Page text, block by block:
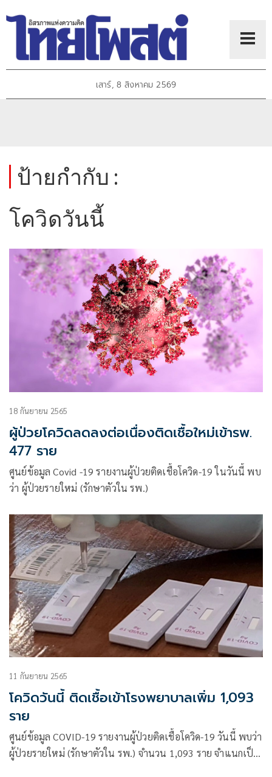
เสาร์, 8 สิงหาคม 2569
ป้ายกำกับ :
โควิดวันนี้
18 กันยายน 2565
ผู้ป่วยโควิดลดลงต่อเนื่องติดเชื้อใหม่เข้ารพ.
477 ราย
ศูนย์ข้อมูล Covid -19 รายงานผู้ป่วยติดเชื้อโควิด-19 ในวันนี้ พบ
ว่า ผู้ป่วยรายใหม่ (รักษาตัวใน รพ.)
11 กันยายน 2565
โควิดวันนี้ ติดเชื้อเข้าโรงพยาบาลเพิ่ม 1,093
ราย
ศูนย์ข้อมูล COVID-19 รายงานผู้ป่วยติดเชื้อโควิด-19 วันนี้ พบว่า
ผู้ป่วยรายใหม่ (รักษาตัวใน รพ.) จำนวน 1,093 ราย จำแนกเป็น